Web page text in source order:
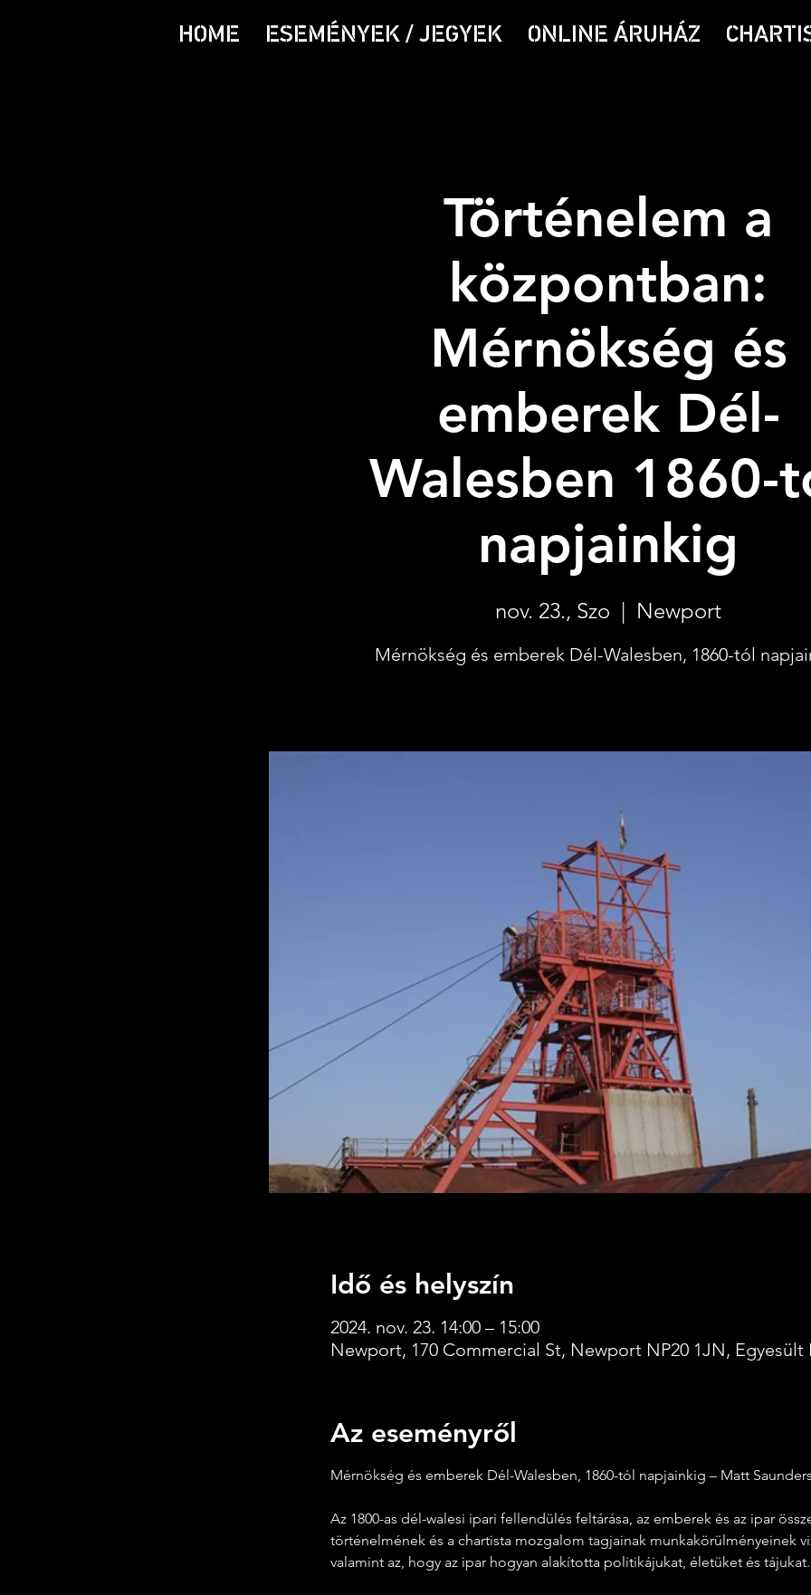
HOME ESEMÉNYEK / JEGYEK ONLINE ÁRUHÁZ
Történelem a
központban:
Mérnökség és
emberek Dél-
Walesben 1860-
napjainkig
nov. 23., Szo
  |
Newport
Mérnökség és emberek Dél-Walesben, 1860-tól
Idő és helyszín
2024. nov. 23. 14:00 – 15:00
Newport, 170 Commercial St, Newport NP20 1JN, Egyesült
Az eseményről
Mérnökség és emberek Dél-Walesben, 1860-tól napjainkig – Matt
Az 1800-as dél-walesi ipari fellendülés feltárása, az emberek és az ipar
történelmének és a chartista mozgalom tagjainak munkakörülményeinek
valamint az, hogy az ipar hogyan alakította politikájukat, életüket és tájukat.